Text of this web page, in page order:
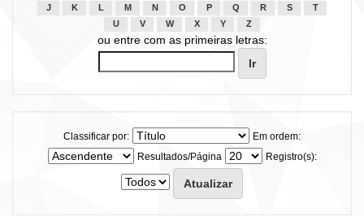
J
K L M N O P Q R S
T
U
V W X Y Z
ou entre com as primeiras letras:
Classificar por:
Em ordem:
Resultados/Página
Registro(s):